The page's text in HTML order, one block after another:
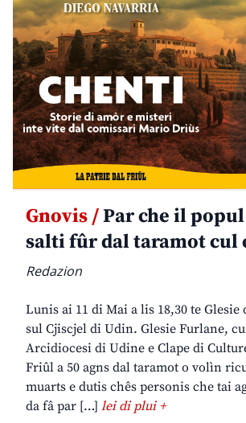
Gnovis /Par che il
salti fûr dal taramot cul
Redazion
Lunis ai 11 di Mai a lis 18,30 te Glesie
sul Cjiscjel di Udin. Glesie Furlane,
Arcidiocesi di Udine e Clape di
Friûl a 50 agns dal taramot o volìn
muarts e dutis chês personis che tai
da fâ par […] lei di plui +